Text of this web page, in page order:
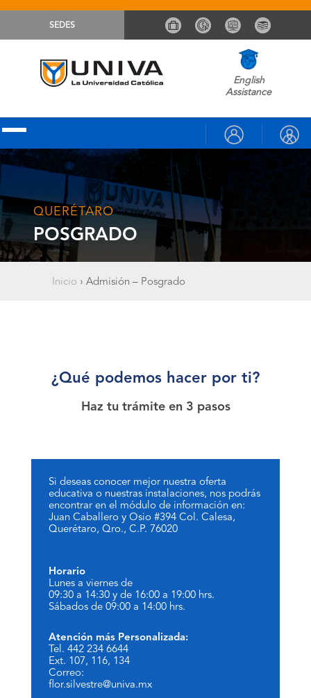
SEDES
English
Assistance
QUERÉTARO
POSGRADO
Inicio › Admisión – Posgrado
¿Qué podemos hacer por ti?
Haz tu trámite en 3 pasos
Si deseas conocer mejor nuestra oferta
educativa o nuestras instalaciones, nos podrás
encontrar en el módulo de información en:
Juan Caballero y Osio #394 Col. Calesa,
Querétaro, Qro., C.P. 76020
Horario
Lunes a viernes de
09:30 a 14:30 y de 16:00 a 19:00 hrs.
Sábados de 09:00 a 14:00 hrs.
Atención más Personalizada:
Tel. 442 234 6644
Ext. 107, 116, 134
Correo:
flor.silvestre@univa.mx